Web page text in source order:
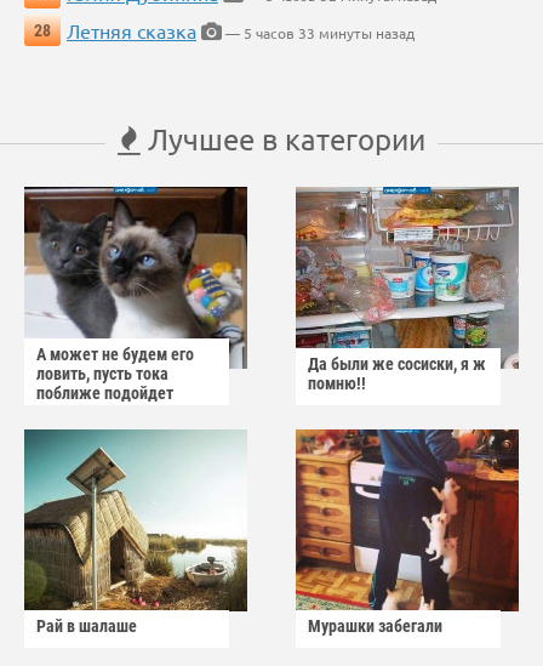
28
Летняя сказка — 5 часов 33 минуты назад
Лучшее в категории
А может не будем его
ловить, пусть тока
поближе подойдет
Да были же сосиски, я ж
помню!!
Рай в шалаше Мурашки забегали